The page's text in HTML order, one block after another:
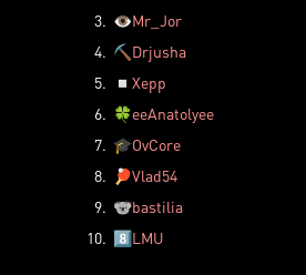
3. 👁️Mr_Jor
4. ⛏️ Drjusha
5.
◽ Xepp
6. 🍀eeAnatolyee
7. 🎓OvCore
8.
🏓Vlad54
9. 🐨bastilia
10. 8️⃣LMU